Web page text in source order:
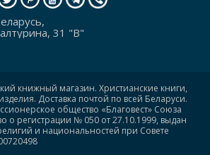
31 "В"
книжный магазин. Христианские книги,
Доставка почтой по всей Беларуси.
общество «Благовест» Союза
о регистрации № 050 от 27.10.1999, выдан
и национальностей при Совете